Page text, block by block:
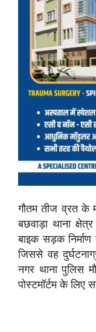
गौतम तीज व्रत के
बछवाड़ा थाना
बाइक सड़क
जिससे वह
नगर थाना पुलिस
पोस्टमॉर्टम के लिए